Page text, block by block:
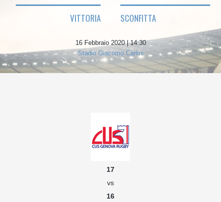
VITTORIA SCONFITTA
16 Febbraio 2020 | 14:30
Stadio Giacomo Carlini
17
vs
16